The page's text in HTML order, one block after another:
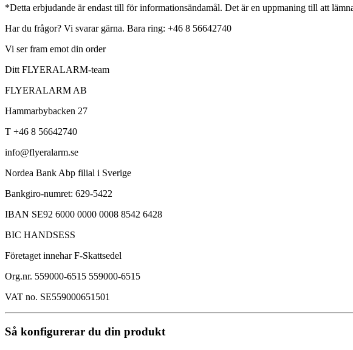
*Detta erbjudande är endast till för informationsändamål. Det är en uppmaning till att
Har du frågor? Vi svarar gärna. Bara ring: +46 8 56642740
Vi ser fram emot din order
Ditt FLYERALARM-team
FLYERALARM AB
Hammarbybacken 27
T +46 8 56642740
info@flyeralarm.se
Nordea Bank Abp filial i Sverige
Bankgiro-numret: 629-5422
IBAN SE92 6000 0000 0008 8542 6428
BIC HANDSESS
Företaget innehar F-Skattsedel
Org.nr. 559000-6515 559000-6515
VAT no. SE559000651501
Så konfigurerar du din produkt